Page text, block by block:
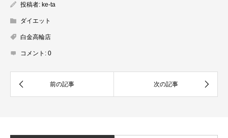
投稿者: ke-ta
ダイエット
白金高輪店
コメント: 0